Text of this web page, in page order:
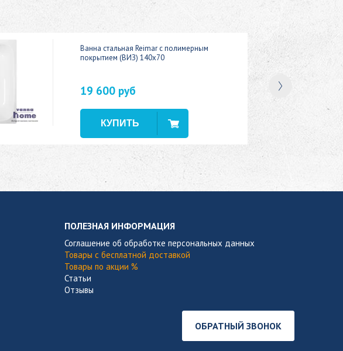
Ванна стальная Reimar с полимерным
покрытием (ВИЗ) 140x70
19 600 руб
ПОЛЕЗНАЯ ИНФОРМАЦИЯ
Соглашение об обработке персональных данных
Товары с бесплатной доставкой
Товары по акции %
Статьи
Отзывы
ОБРАТНЫЙ ЗВОНОК